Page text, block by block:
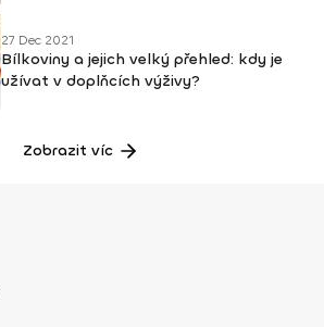
27 Dec 2021
Bílkoviny a jejich velký přehled: kdy je
užívat v doplňcích výživy?
Zobrazit víc